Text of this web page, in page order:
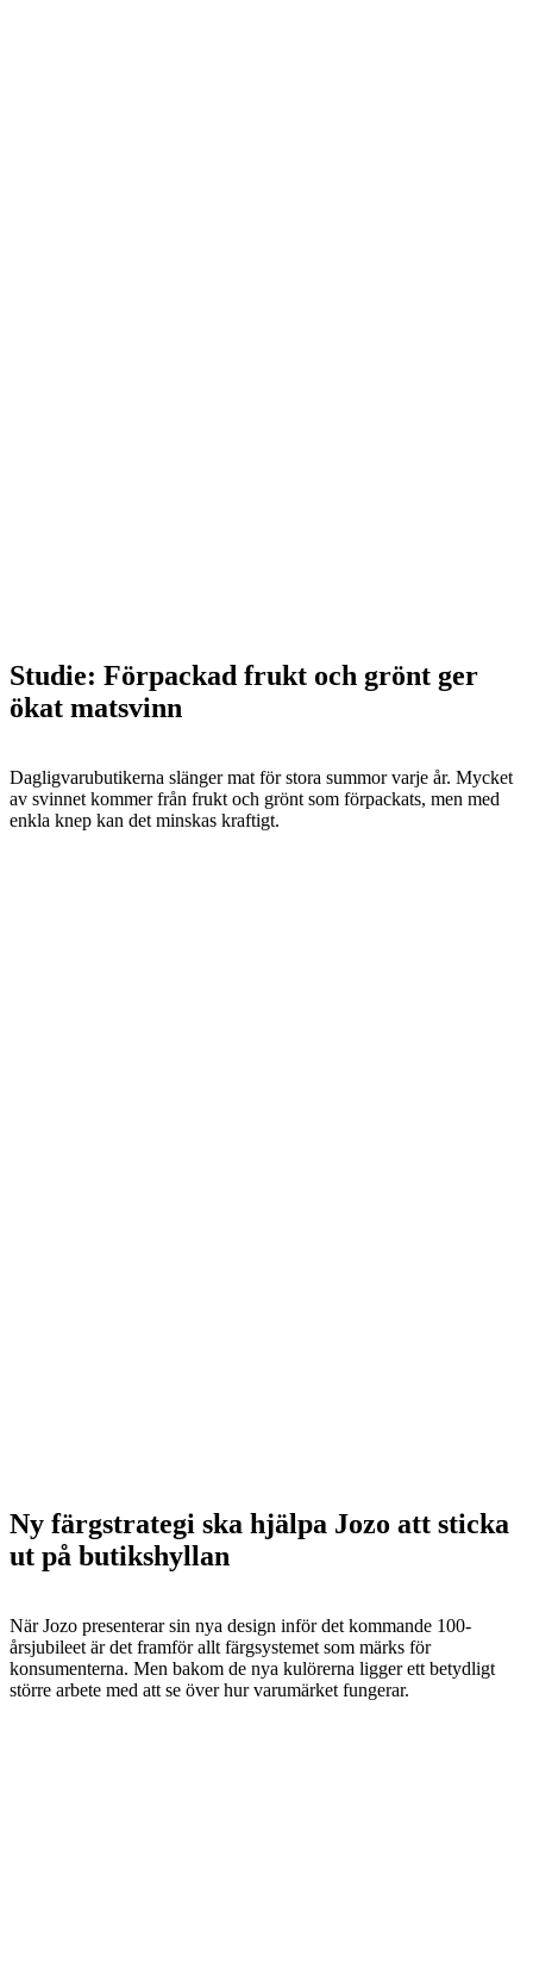
Studie: Förpackad frukt och grönt ger
ökat matsvinn
Dagligvarubutikerna slänger mat för stora summor varje år. Mycket
av svinnet kommer från frukt och grönt som förpackats, men med
enkla knep kan det minskas kraftigt.
Ny färgstrategi ska hjälpa Jozo att sticka
ut på butikshyllan
När Jozo presenterar sin nya design inför det kommande 100-
årsjubileet är det framför allt färgsystemet som märks för
konsumenterna. Men bakom de nya kulörerna ligger ett betydligt
större arbete med att se över hur varumärket fungerar.